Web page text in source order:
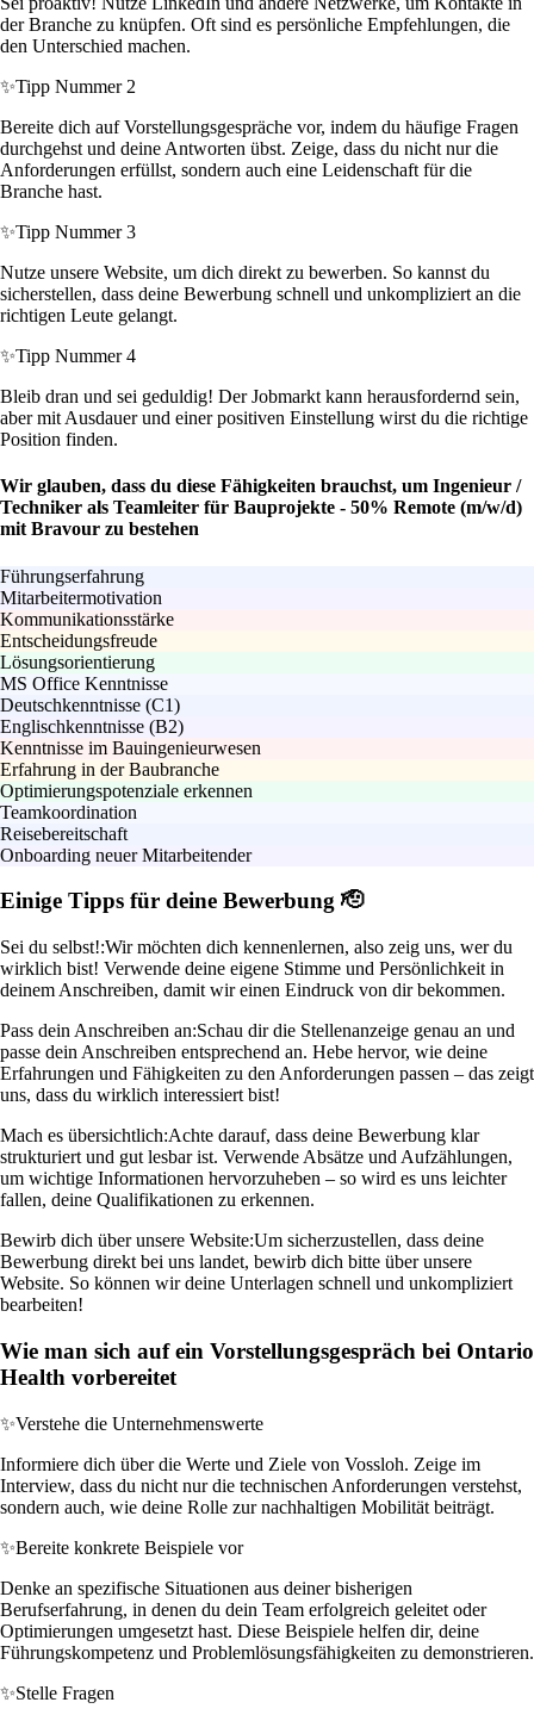
der Branche zu knüpfen. Oft sind es persönliche Empfehlungen, die
den Unterschied machen.
✨Tipp Nummer 2
Bereite dich auf Vorstellungsgespräche vor, indem du häufige Fragen
durchgehst und deine Antworten übst. Zeige, dass du nicht nur die
Anforderungen erfüllst, sondern auch eine Leidenschaft für die
Branche hast.
✨Tipp Nummer 3
Nutze unsere Website, um dich direkt zu bewerben. So kannst du
sicherstellen, dass deine Bewerbung schnell und unkompliziert an die
richtigen Leute gelangt.
✨Tipp Nummer 4
Bleib dran und sei geduldig! Der Jobmarkt kann herausfordernd sein,
aber mit Ausdauer und einer positiven Einstellung wirst du die richtige
Position finden.
Wir glauben, dass du diese Fähigkeiten brauchst, um Ingenieur /
Techniker als Teamleiter für Bauprojekte - 50% Remote (m/w/d)
mit Bravour zu bestehen
Führungserfahrung
Mitarbeitermotivation
Kommunikationsstärke
Entscheidungsfreude
Lösungsorientierung
MS Office Kenntnisse
Deutschkenntnisse (C1)
Englischkenntnisse (B2)
Kenntnisse im Bauingenieurwesen
Erfahrung in der Baubranche
Optimierungspotenziale erkennen
Teamkoordination
Reisebereitschaft
Onboarding neuer Mitarbeitender
Einige Tipps für deine Bewerbung 🫡
Sei du selbst!:Wir möchten dich kennenlernen, also zeig uns, wer du
wirklich bist! Verwende deine eigene Stimme und Persönlichkeit in
deinem Anschreiben, damit wir einen Eindruck von dir bekommen.
Pass dein Anschreiben an:Schau dir die Stellenanzeige genau an und
passe dein Anschreiben entsprechend an. Hebe hervor, wie deine
Erfahrungen und Fähigkeiten zu den Anforderungen passen – das zeigt
uns, dass du wirklich interessiert bist!
Mach es übersichtlich:Achte darauf, dass deine Bewerbung klar
strukturiert und gut lesbar ist. Verwende Absätze und Aufzählungen,
um wichtige Informationen hervorzuheben – so wird es uns leichter
fallen, deine Qualifikationen zu erkennen.
Bewirb dich über unsere Website:Um sicherzustellen, dass deine
Bewerbung direkt bei uns landet, bewirb dich bitte über unsere
Website. So können wir deine Unterlagen schnell und unkompliziert
bearbeiten!
Wie man sich auf ein Vorstellungsgespräch bei Ontario
Health vorbereitet
✨Verstehe die Unternehmenswerte
Informiere dich über die Werte und Ziele von Vossloh. Zeige im
Interview, dass du nicht nur die technischen Anforderungen verstehst,
sondern auch, wie deine Rolle zur nachhaltigen Mobilität beiträgt.
✨Bereite konkrete Beispiele vor
Denke an spezifische Situationen aus deiner bisherigen
Berufserfahrung, in denen du dein Team erfolgreich geleitet oder
Optimierungen umgesetzt hast. Diese Beispiele helfen dir, deine
Führungskompetenz und Problemlösungsfähigkeiten zu demonstrieren.
✨Stelle Fragen